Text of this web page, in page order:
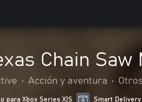
Chain Saw
• Acción y aventura •
para Xbox Series X|S Smart Delivery